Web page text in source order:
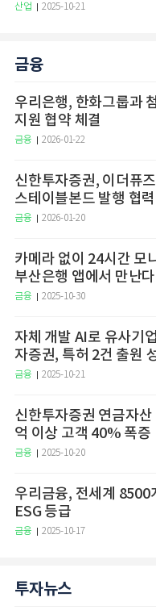
산업 2025-10-21
금융
우리은행, 한화그룹과
지원 협약 체결
금융 2026-01-22
신한투자증권, 이더퓨
스테이블본드 발행 협
금융 2026-01-20
카메라 없이 24시간
부산은행 앱에서 만난다
금융 2025-10-30
자체 개발 AI로 유사기
자증권, 특허 2건 출원
금융 2025-10-21
신한투자증권 연금자
억 이상 고객 40% 폭증
금융 2025-10-20
우리금융, 전세계 8500
ESG 등급
금융 2025-10-17
투자뉴스